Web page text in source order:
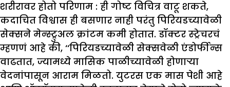
शरीरावर होतो परिणाम : ही गोष्ट विचित्र वाटू शकते,
कदाचित विश्वास ही बसणार नाही परंतु पिरियडच्यावेळी
सेक्सने मेन्स्ट्रुअल क्रांटम कमी होतात. डॉक्टर स्ट्रेचरचं
म्हणणं आहे की, ‘‘पिरियडच्यावेळी सेक्सवेळी एंडोर्फीन्स
वाढतात, ज्यामध्ये मासिक पाळीच्यावेळी होणाऱ्या
वेदनांपासून आराम मिळतो. युटरस एक मास पेशी आहे